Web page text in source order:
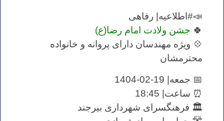
📣#اطلاعیه| رفاهی
🍀 جشن ولادت امام رضا(ع)
💠 ویژه مهندسان دارای پروانه و خانواده
محترمشان
📅 جمعه| 19-02-1404
⏰ ساعت| 18:45
🏛 فرهنگسرای شهرداری بیرجند